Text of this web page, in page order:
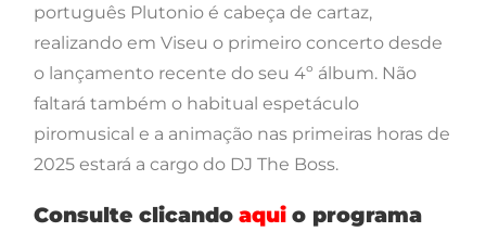
português Plutonio é cabeça de cartaz,
realizando em Viseu o primeiro concerto desde
o lançamento recente do seu 4º álbum. Não
faltará também o habitual espetáculo
piromusical e a animação nas primeiras horas de
2025 estará a cargo do DJ The Boss.
Consulte clicando aqui o programa